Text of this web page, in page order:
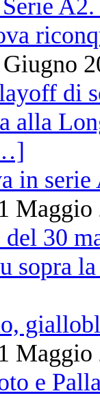
in serie
Maggio
Maggio